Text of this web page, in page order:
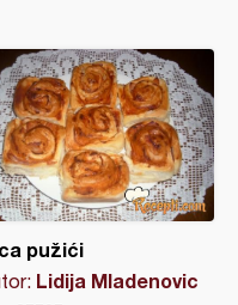
pužići
Lidija Mladenovic